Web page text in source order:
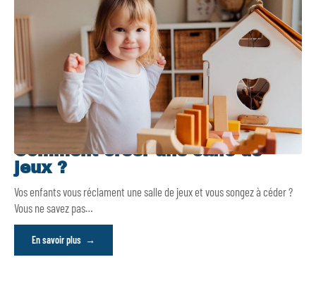
Comment créer une salle de
jeux ?
Vos enfants vous réclament une salle de jeux et vous songez à céder ?
Vous ne savez pas…
En savoir plus